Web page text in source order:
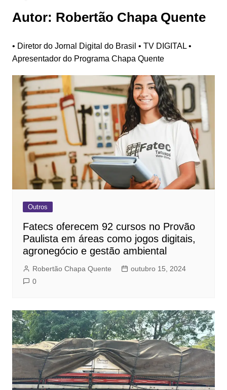
Autor: Robertão Chapa Quente
• Diretor do Jornal Digital do Brasil • TV DIGITAL •
Apresentador do Programa Chapa Quente
Outros
Fatecs oferecem 92 cursos no Provão
Paulista em áreas como jogos digitais,
agronegócio e gestão ambiental
Robertão Chapa Quente
outubro 15, 2024
0